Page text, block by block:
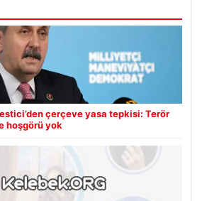
çerçeve yasa tepkisi: Terör
hoşgörü yok